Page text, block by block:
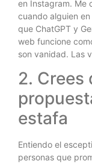
en Instagram. Me
cuando alguien
que ChatGPT y
web funcione
son vanidad. Las
2. Crees
estafa
Entiendo el
personas que